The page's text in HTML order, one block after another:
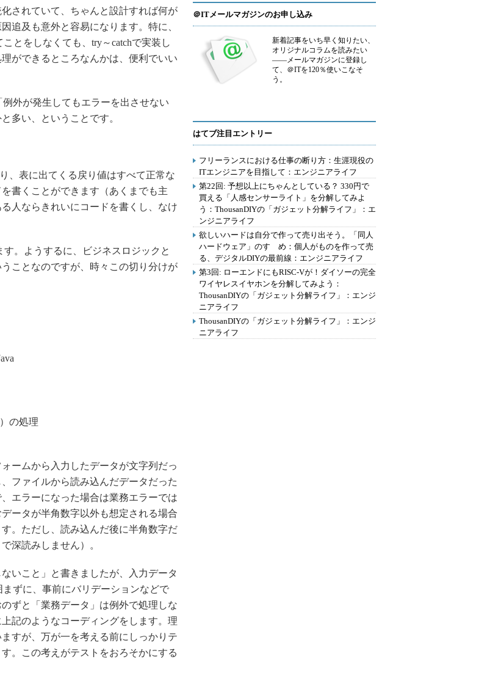
されていて、ちゃんと設計すれば何が
追及も意外と容易になります。特に、
とをしなくても、try～catchで実装し
ができるところなんかは、便利でいい
外が発生してもエラーを出させない
多い、ということです。
、表に出てくる戻り値はすべて正常な
書くことができます（あくまでも主
人ならきれいにコードを書くし、なけ
。ようするに、ビジネスロジックと
ことなのですが、時々この切り分けが
の処理
ームから入力したデータが文字列だっ
ファイルから読み込んだデータだった
エラーになった場合は業務エラーでは
ータが半角数字以外も想定される場合
。ただし、読み込んだ後に半角数字だ
深読みしません）。
いこと」と書きましたが、入力データ
ずに、事前にバリデーションなどで
ずと「業務データ」は例外で処理しな
記のようなコーディングをします。理
すが、万が一を考える前にしっかりテ
。この考えがテストをおろそかにする
＠ITメールマガジンのお申し込み
新着記事をいち早く知りたい、
オリジナルコラムを読みたい
――メールマガジンに登録し
て、＠ITを120％使いこなそ
う。
はてブ注目エントリー
フリーランスにおける仕事の断り方：生涯現役の
ITエンジニアを目指して：エンジニアライフ
第22回: 予想以上にちゃんとしている？ 330円で
買える「人感センサーライト」を分解してみよ
う：ThousanDIYの「ガジェット分解ライフ」：エ
ンジニアライフ
欲しいハードは自分で作って売り出そう。「同人
ハードウェア」のすゝめ：個人がものを作って売
る、デジタルDIYの最前線：エンジニアライフ
第3回: ローエンドにもRISC-Vが！ダイソーの完全
ワイヤレスイヤホンを分解してみよう：
ThousanDIYの「ガジェット分解ライフ」：エンジ
ニアライフ
ThousanDIYの「ガジェット分解ライフ」：エンジ
ニアライフ